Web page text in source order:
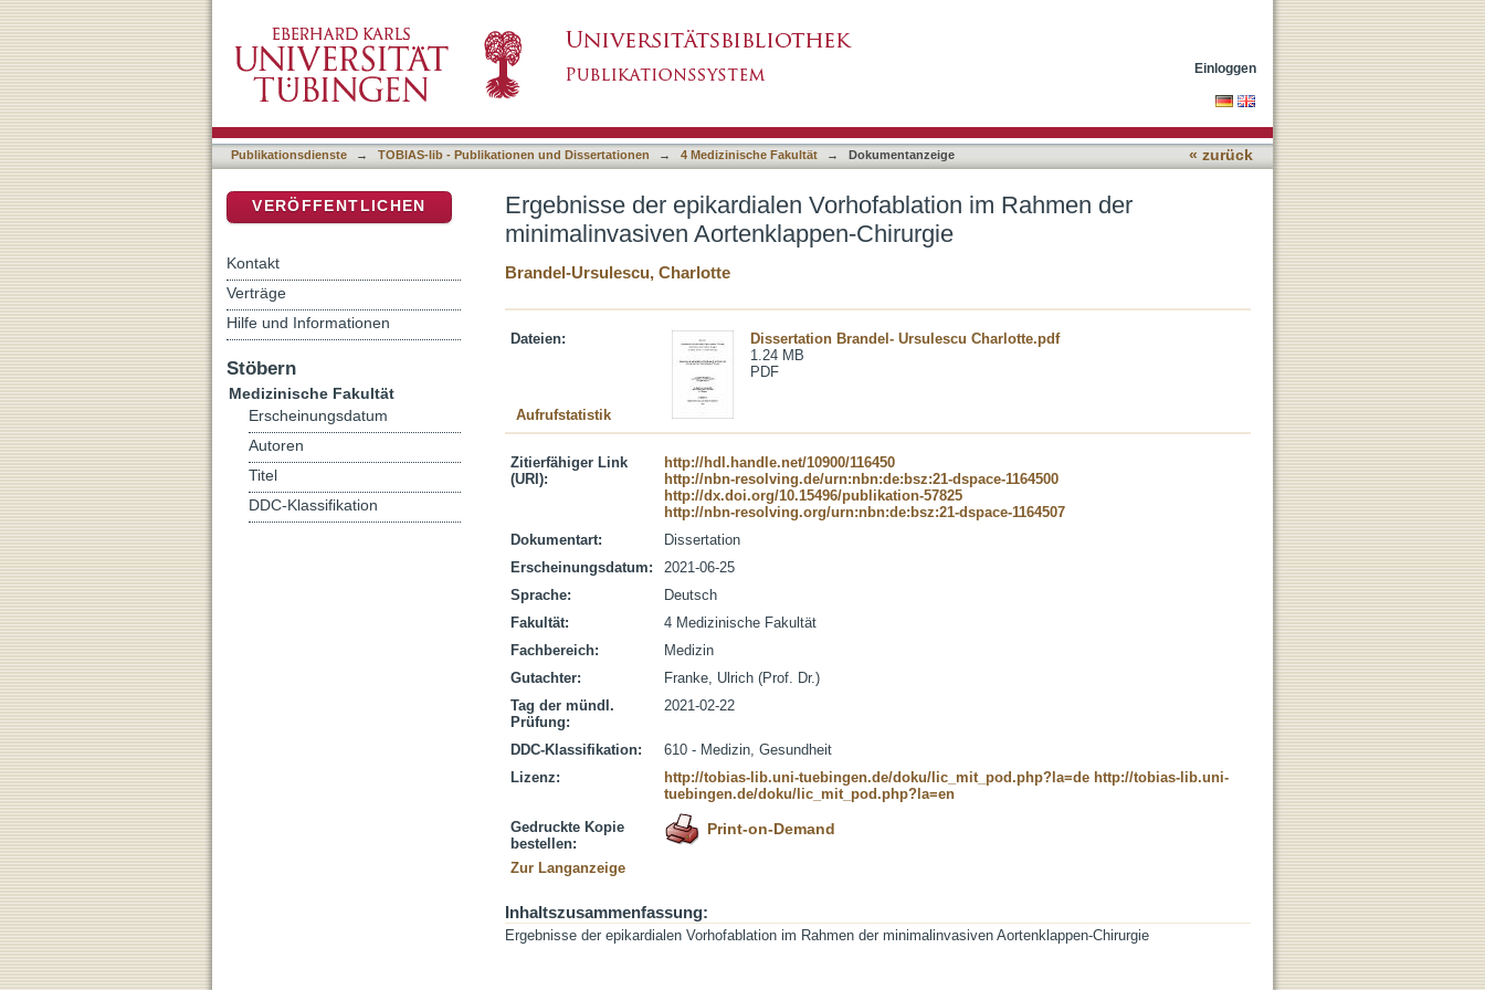
Chirurgie
Einloggen
Publikationsdienste → TOBIAS-lib - Publikationen und Dissertationen → 4 Medizinische Fakultät → Dokumentanzeige « zurück
Ergebnisse der epikardialen Vorhofablation im Rahmen der
minimalinvasiven Aortenklappen-Chirurgie
Brandel-Ursulescu, Charlotte
Dateien:
Dissertation Brandel- Ursulescu Charlotte.pdf
1.24 MB
PDF
Aufrufstatistik
Zitierfähiger Link
(URI):
http://hdl.handle.net/10900/116450
http://nbn-resolving.de/urn:nbn:de:bsz:21-dspace-1164500
http://dx.doi.org/10.15496/publikation-57825
http://nbn-resolving.org/urn:nbn:de:bsz:21-dspace-1164507
Dokumentart:
Dissertation
Erscheinungsdatum:
2021-06-25
Sprache:
Deutsch
Fakultät:
4 Medizinische Fakultät
Fachbereich:
Medizin
Gutachter:
Franke, Ulrich (Prof. Dr.)
Tag der mündl.
Prüfung:
2021-02-22
DDC-Klassifikation:
610 - Medizin, Gesundheit
Lizenz:
http://tobias-lib.uni-tuebingen.de/doku/lic_mit_pod.php?la=de http://tobias-lib.uni-
tuebingen.de/doku/lic_mit_pod.php?la=en
Gedruckte Kopie
bestellen:
Print-on-Demand
Zur Langanzeige
Inhaltszusammenfassung:
Ergebnisse der epikardialen Vorhofablation im Rahmen der minimalinvasiven Aortenklappen-Chirurgie
VERÖFFENTLICHEN
Kontakt
Verträge
Hilfe und Informationen
Stöbern
Medizinische Fakultät
Erscheinungsdatum
Autoren
Titel
DDC-Klassifikation